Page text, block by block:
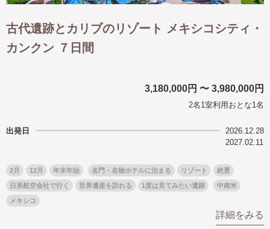
古代遺跡とカリブのリゾート メキシコシティ・
カンクン ７日間
3,180,000円 〜 3,980,000円
2名1室利用おとな1名
出発日
2026.12.28
2027.02.11
2月 12月 年末年始 名門・名物ホテルに泊まる リゾート 絶景
日系航空会社で行く 世界遺産を訪れる 1度は見てみたい遺跡 中南米
メキシコ
詳細をみる